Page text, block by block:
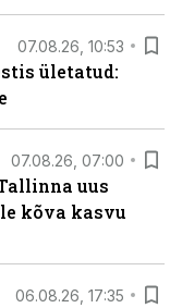
07.08.26, 10:53
ületatud:
07.08.26, 07:00
uus
kõva kasvu
06.08.26, 17:35